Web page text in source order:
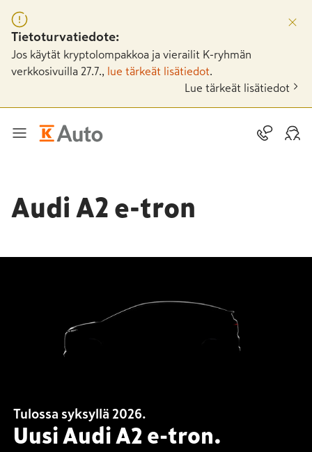
Tietoturvatiedote:
Jos käytät kryptolompakkoa ja vierailit K-ryhmän
verkkosivuilla 27.7.,
lue tärkeät lisätiedot
Lue tärkeät lisätiedot
Audi A2 e-tron
Tulossa syksyllä 2026.
Uusi Audi A2 e-tron.